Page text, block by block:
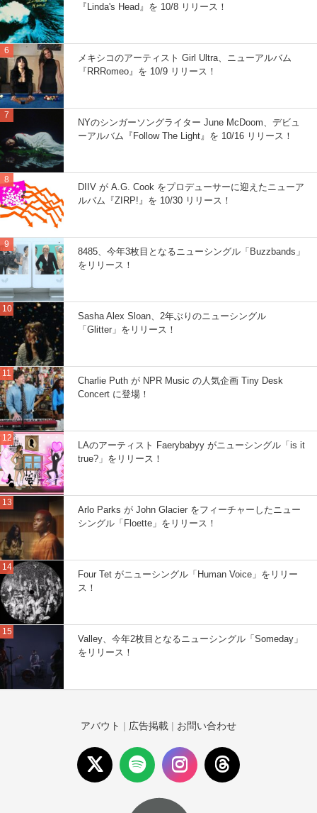
『Linda's Head』を 10/8 リリース！
メキシコのアーティスト Girl Ultra、ニューアルバム
『RRRomeo』を 10/9 リリース！
NYのシンガーソングライター June McDoom、デビュ
ーアルバム『Follow The Light』を 10/16 リリース！
DIIV が A.G. Cook をプロデューサーに迎えたニューア
ルバム『ZIRP!』を 10/30 リリース！
8485、今年3枚目となるニューシングル「Buzzbands」
をリリース！
Sasha Alex Sloan、2年ぶりのニューシングル
「Glitter」をリリース！
Charlie Puth が NPR Music の人気企画 Tiny Desk
Concert に登場！
LAのアーティスト Faerybabyy がニューシングル「is it
true?」をリリース！
Arlo Parks が John Glacier をフィーチャーしたニュー
シングル「Floette」をリリース！
Four Tet がニューシングル「Human Voice」をリリー
ス！
Valley、今年2枚目となるニューシングル「Someday」
をリリース！
アバウト | 広告掲載 | お問い合わせ